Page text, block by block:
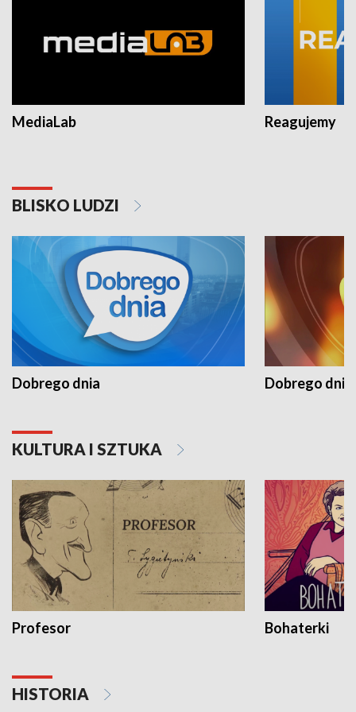
MediaLab Reagujemy
BLISKO LUDZI
Dobrego dnia Dobrego dnia
KULTURA I SZTUKA
Profesor Bohaterki
HISTORIA